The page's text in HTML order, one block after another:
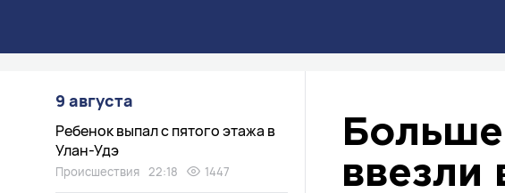
ввезли
9 августа
Ребенок выпал с пятого этажа в
Улан-Удэ
Происшествия 22:18 1447